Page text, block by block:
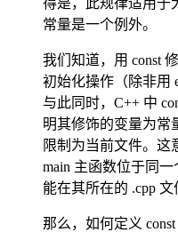
得是，此规律适用于
常量是一个例外。
我们知道，用 const
初始化操作（除非用
与此同时，C++ 中
明其修饰的变量为常
限制为当前文件。这
main 主函数位于同一
能在其所在的 .cpp 文
那么，如何定义